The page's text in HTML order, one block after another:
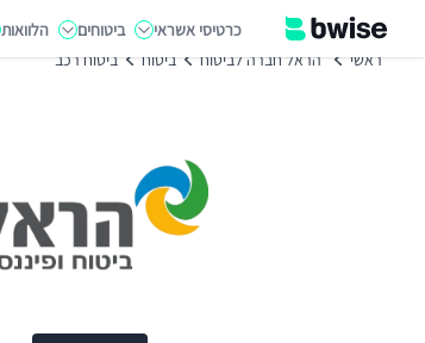
כרטיסי אשראי ביטוחים הלוואות
ראשי
הראל חברה לביטוח ביטוח ביטוח רכב